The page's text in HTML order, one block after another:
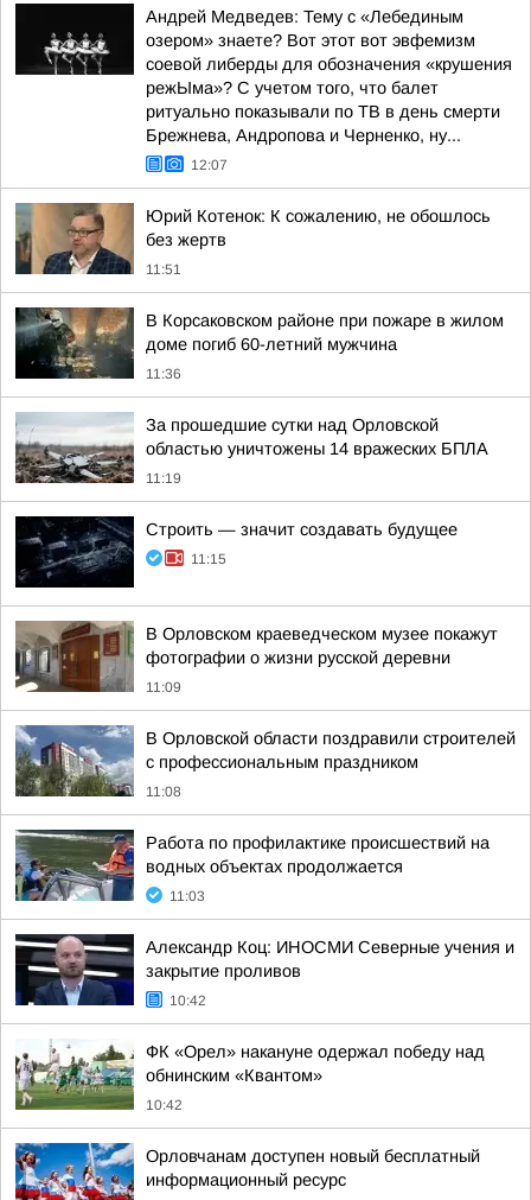
Андрей Медведев: Тему с «Лебединым
озером» знаете? Вот этот вот эвфемизм
соевой либерды для обозначения «крушения
режЫма»? С учетом того, что балет
ритуально показывали по ТВ в день смерти
Брежнева, Андропова и Черненко, ну...
12:07
Юрий Котенок: К сожалению, не обошлось
без жертв
11:51
В Корсаковском районе при пожаре в жилом
доме погиб 60-летний мужчина
11:36
За прошедшие сутки над Орловской
областью уничтожены 14 вражеских БПЛА
11:19
Строить — значит создавать будущее
11:15
В Орловском краеведческом музее покажут
фотографии о жизни русской деревни
11:09
В Орловской области поздравили строителей
с профессиональным праздником
11:08
Работа по профилактике происшествий на
водных объектах продолжается
11:03
Александр Коц: ИНОСМИ Северные учения и
закрытие проливов
10:42
ФК «Орел» накануне одержал победу над
обнинским «Квантом»
10:42
Орловчанам доступен новый бесплатный
информационный ресурс